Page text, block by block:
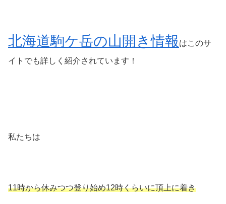
北海道駒ケ岳の山開き情報 はこのサ
イトでも詳しく紹介されています！
私たちは
11時から休みつつ登り始め12時くらいに頂上に着き